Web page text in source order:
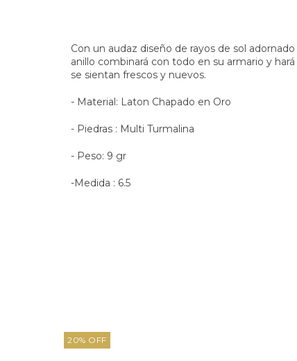
Con un audaz diseño de rayos de sol
anillo combinará con todo en su armario y
se sientan frescos y nuevos.
- Material: Laton Chapado en Oro
- Piedras : Multi Turmalina
- Peso: 9 gr
-Medida : 6.5
20% OFF